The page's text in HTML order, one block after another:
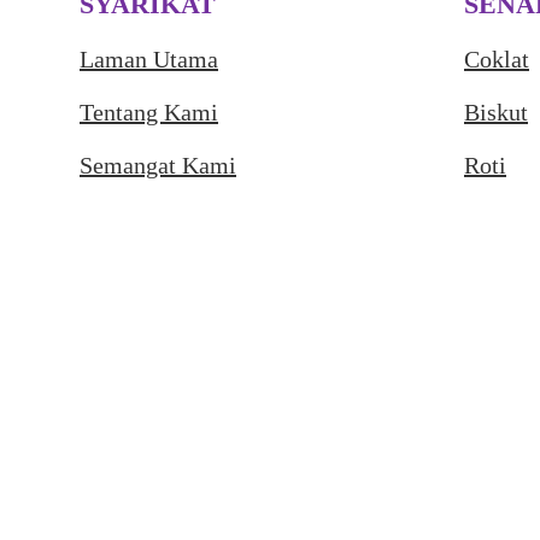
Laman Utama
Tentang Kami
Semangat Kami
Coklat
Biskut
Roti